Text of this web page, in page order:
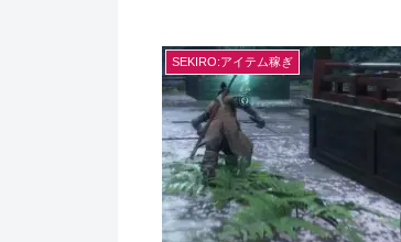
SEKIRO:アイテム稼ぎ